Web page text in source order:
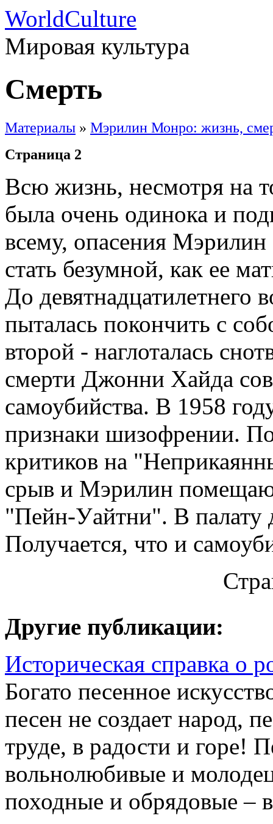
WorldCulture
Мировая культура
Смерть
Материалы » Мэрилин Монро: жизнь,
Страница 2
Всю жизнь, несмотря на
была очень одинока и
всему, опасения
стать безумной, как ее
До девятнадцатилетнего
пыталась покончить с
второй - наглоталась
смерти Джонни Хайда
самоубийства. В 1958
признаки шизофрении.
критиков на
срыв и Мэрилин
"Пейн-Уайтни". В палату
Получается, что и
Другие публикации:
Историческая справка о
Богато песенное
песен не создает народ,
труде, в радости и горе!
вольнолюбивые и
походные и обрядовые –